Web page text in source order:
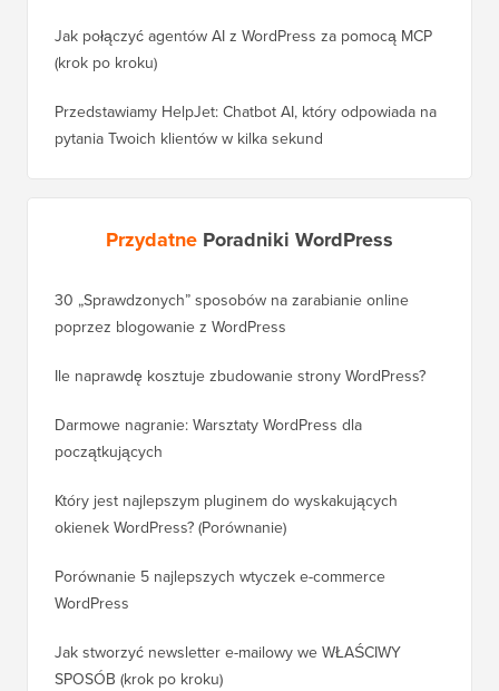
Jak połączyć agentów AI z WordPress za pomocą MCP
(krok po kroku)
Przedstawiamy HelpJet: Chatbot AI, który odpowiada na
pytania Twoich klientów w kilka sekund
Przydatne Poradniki WordPress
30 „Sprawdzonych” sposobów na zarabianie online
poprzez blogowanie z WordPress
Ile naprawdę kosztuje zbudowanie strony WordPress?
Darmowe nagranie: Warsztaty WordPress dla
początkujących
Który jest najlepszym pluginem do wyskakujących
okienek WordPress? (Porównanie)
Porównanie 5 najlepszych wtyczek e-commerce
WordPress
Jak stworzyć newsletter e-mailowy we WŁAŚCIWY
SPOSÓB (krok po kroku)